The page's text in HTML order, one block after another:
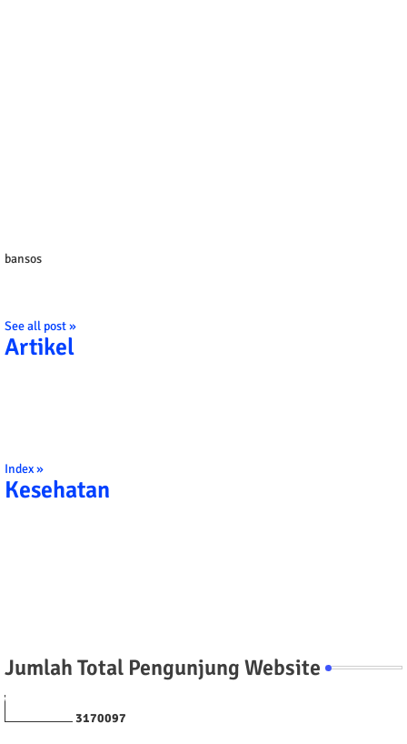
bansos
See all post »
Artikel
Index »
Kesehatan
Jumlah Total Pengunjung Website
3170097